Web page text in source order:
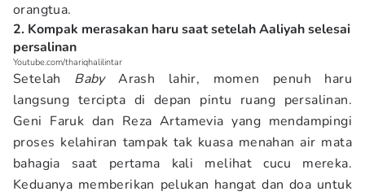
orangtua.
2. Kompak merasakan haru saat setelah Aaliyah selesai
persalinan
Youtube.com/thariqhalilintar
Setelah BabyArash lahir, momen penuh haru
langsung tercipta di depan pintu ruang persalinan.
Geni Faruk dan Reza Artamevia yang mendampingi
proses kelahiran tampak tak kuasa menahan air mata
bahagia saat pertama kali melihat cucu mereka.
Keduanya memberikan pelukan hangat dan doa untuk